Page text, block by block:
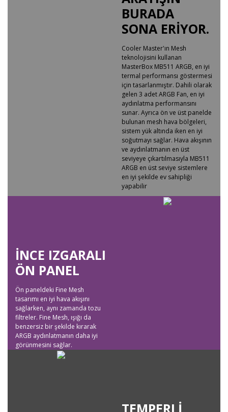
BURADA
SONA ERİYOR.
Cooler Master'ın Mesh
teknolojisini kullanan
MasterBox MB511 ARGB, en iyi
termal performansı göstermesi
için tasarlanmıştır. Dahili olarak
gelen 3 adet ARGB Fan, en iyi
aydınlatma performansını
sunar. Ayrıca ön ve üst panelde
bulunan mesh hava bölgeleri,
sistem yük altında iken en iyi
soğutmayı sağlar. Hava akışının
ve aydınlatmanın en üst
seviyeye çıkartılmasıyla MB511
ARGB en üst seviye sistemlere
en iyi şekilde ev sahipliği
yapabilir
İNCE IZGARALI
ÖN PANEL
Ön paneldeki Fine Mesh
tasarımı en iyi hava akışını
sağlarken, aynı zamanda tozu
filtreler. Fine Mesh, ışığı da
benzersiz bir şekilde kırarak
ARGB aydınlatmanın daha iyi
görünmesini sağlar.
TEMPERLİ